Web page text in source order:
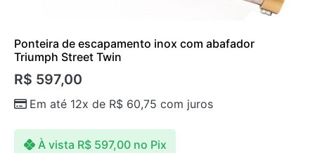
Ponteira de escapamento inox com abafador
Triumph Street Twin
R$ 597,00
Em até 12x de R$ 60,75 com juros
À vista R$597,00 no Pix